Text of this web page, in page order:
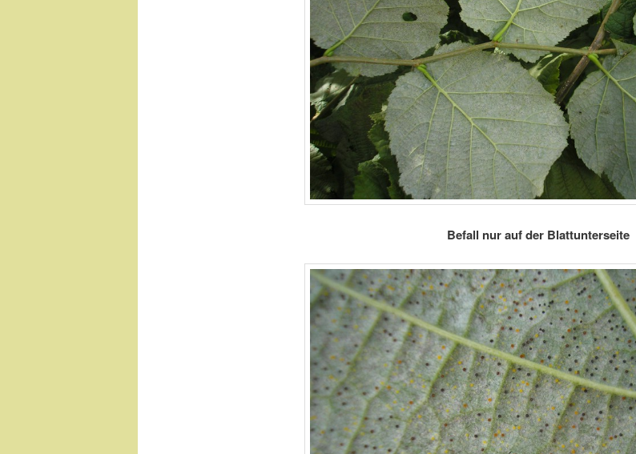
Befall nur auf der Blattunterseite